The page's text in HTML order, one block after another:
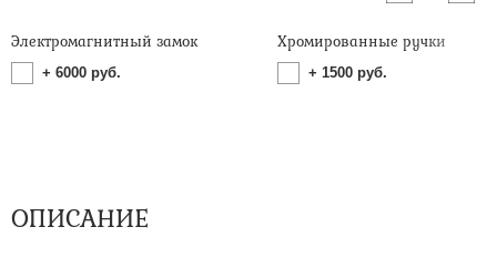
Электромагнитный замок
+ 6000 руб.
Хромированные ручки
+ 1500 руб.
ОПИСАНИЕ